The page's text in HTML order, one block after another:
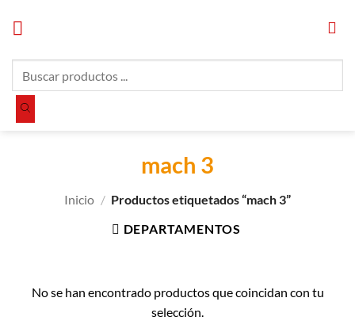
productos
mach 3
Inicio / Productos etiquetados “mach 3”
DEPARTAMENTOS
No se han encontrado productos que coincidan con tu
selección.